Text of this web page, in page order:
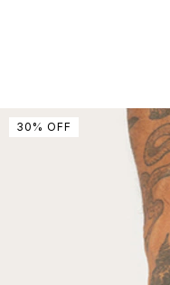
30 % OFF